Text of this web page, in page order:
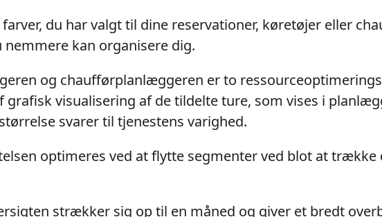
du har valgt til dine reservationer, køretøjer eller
nemmere kan organisere dig.
og chaufførplanlæggeren er to
grafisk visualisering af de tildelte ture, som vises i
svarer til tjenestens varighed.
optimeres ved at flytte segmenter ved blot at trække
strækker sig op til en måned og giver et bredt